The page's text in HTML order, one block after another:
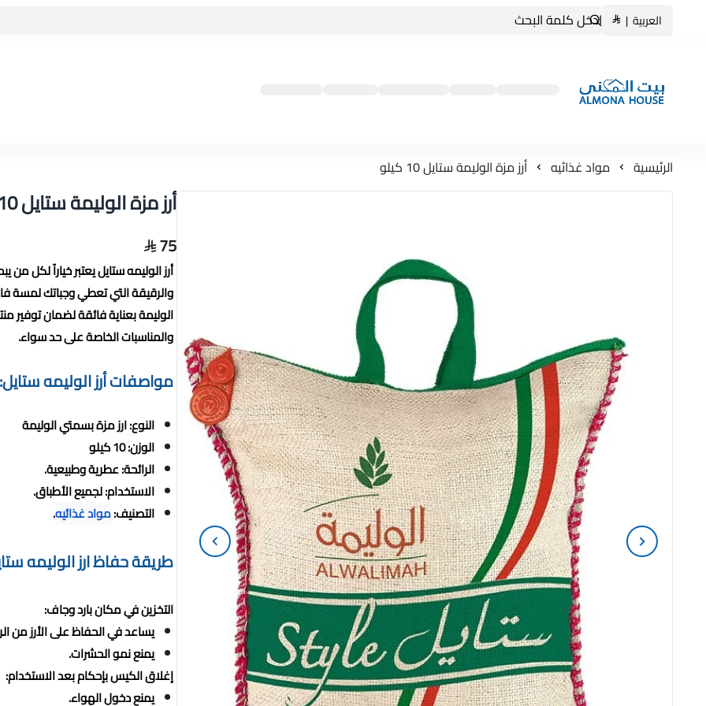
العربية |
بيت المنى ALMONA HOUSE
الرئيسية مواد غذائيه أرز مزة الوليمة ستايل 10 كيلو
أرز مزة الوليمة ستايل 10 كيلو
75
أرز الوليمه ستايل يعتبر خياراً لكل من
والرقيقة التي تعطي وجباتك لمسة
الوليمة بعناية فائقة لضمان توفير
والمناسبات الخاصة على حد سواء.
مواصفات أرز الوليمه ستايل:
النوع: ارز مزة بسمتي الوليمة
الوزن: 10 كيلو
الرائحة: عطرية وطبيعية.
الاستخدام: لجميع الأطباق.
التصنيف:مواد غذائيه.
طريقة حفاظ ارز الوليمه
التخزين في مكان بارد وجاف:
يساعد في الحفاظ على الأرز من
يمنع نمو الحشرات.
إغلاق الكيس بإحكام بعد الاستخدام:
يمنع دخول الهواء.